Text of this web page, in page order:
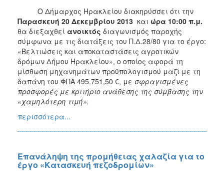
Ο Δήμαρχος Ηρακλείου διακηρύσσει ότι την
Παρασκευή 20 Δεκεμβρίου 2013 και ώρα 10:00 π.μ.
θα διεξαχθεί ανοικτός διαγωνισμός παροχής
σύμφωνα με τις διατάξεις του Π.Δ.28/80 για το έργο:
«Βελτιώσεις και αποκαταστάσεις αγροτικών
δρόμων Δήμου Ηρακλείου», ο οποίος αφορά τη
μίσθωση μηχανημάτων προϋπολογισμού μαζί με τη
δαπάνη του ΦΠΑ 495.751,50 €, με σφραγισμένες
προσφορές με κριτήριο ανάθεσης της σύμβασης την
«χαμηλότερη τιμή».
περισσότερα...
Επανάληψη της προμήθειας χαλαζία για το
έργο «Κατασκευή πεζοδρομίων»